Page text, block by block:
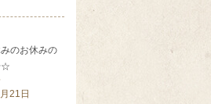
のお休みの
☆
21日